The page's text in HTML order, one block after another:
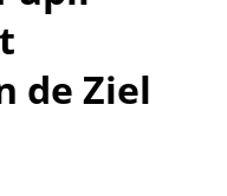
de Ziel